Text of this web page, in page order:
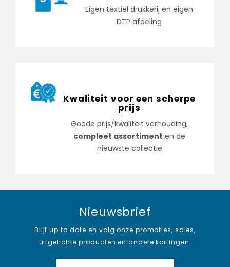
Eigen textiel drukkerij en eigen
DTP afdeling
Kwaliteit voor een scherpe
prijs
Goede prijs/kwaliteit verhouding,
compleet assortiment en de
nieuwste collectie
Nieuwsbrief
Blijf up to date en volg onze promoties, sales,
uitgelichte producten en andere kortingen.